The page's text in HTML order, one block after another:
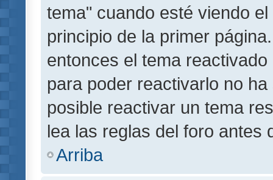
tema" cuando esté viendo
principio de la primer
entonces el tema
para poder reactivarlo no
posible reactivar un tema
lea las reglas del foro antes
Arriba